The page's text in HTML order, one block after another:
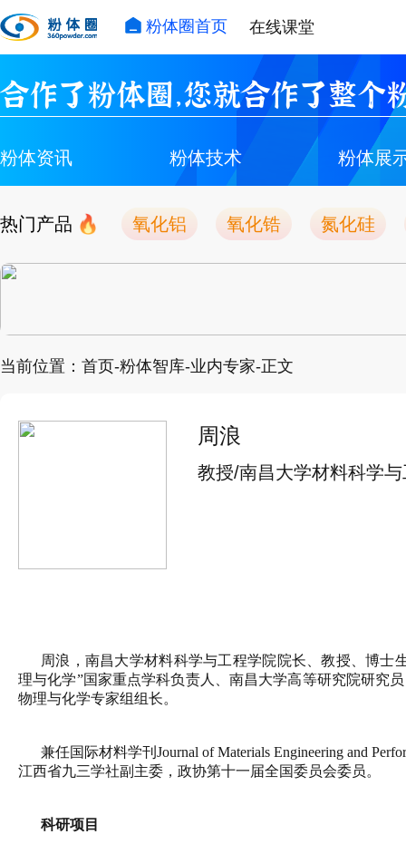
粉体圈首页 在线课堂
合作了粉体圈，您就合作了整个
粉体资讯 粉体技术 粉体展
热门产品 氧化铝 氧化锆 氮化硅
当前位置：首页-粉体智库-业内专家-正文
周浪
教授/南昌大学材料科学
周浪，南昌大学材料科学与工程学院院长、教授、博
理与化学”国家重点学科负责人、南昌大学高等研究院研究
物理与化学专家组组长。
兼任国际材料学刊Journal of Materials Engineering and
江西省九三学社副主委，政协第十一届全国委员会委员。
科研项目